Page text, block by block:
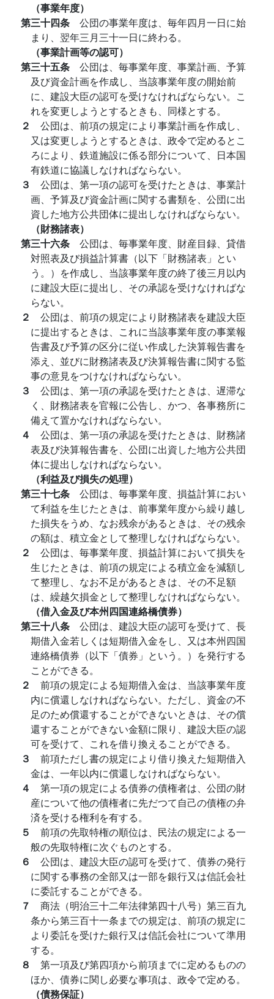
（事業年度）
第三十四条 公団の事業年度は、毎年四月一日に始
まり、翌年三月三十一日に終わる。
（事業計画等の認可）
第三十五条 公団は、毎事業年度、事業計画、予算
及び資金計画を作成し、当該事業年度の開始前
に、建設大臣の認可を受けなければならない。こ
れを変更しようとするときも、同様とする。
２ 公団は、前項の規定により事業計画を作成し、
又は変更しようとするときは、政令で定めるとこ
ろにより、鉄道施設に係る部分について、日本国
有鉄道に協議しなければならない。
３ 公団は、第一項の認可を受けたときは、事業計
画、予算及び資金計画に関する書類を、公団に出
資した地方公共団体に提出しなければならない。
（財務諸表）
第三十六条 公団は、毎事業年度、財産目録、貸借
対照表及び損益計算書（以下「財務諸表」とい
う。）を作成し、当該事業年度の終了後三月以内
に建設大臣に提出し、その承認を受けなければな
らない。
２ 公団は、前項の規定により財務諸表を建設大臣
に提出するときは、これに当該事業年度の事業報
告書及び予算の区分に従い作成した決算報告書を
添え、並びに財務諸表及び決算報告書に関する監
事の意見をつけなければならない。
３ 公団は、第一項の承認を受けたときは、遅滞な
く、財務諸表を官報に公告し、かつ、各事務所に
備えて置かなければならない。
４ 公団は、第一項の承認を受けたときは、財務諸
表及び決算報告書を、公団に出資した地方公共団
体に提出しなければならない。
（利益及び損失の処理）
第三十七条 公団は、毎事業年度、損益計算におい
て利益を生じたときは、前事業年度から繰り越し
た損失をうめ、なお残余があるときは、その残余
の額は、積立金として整理しなければならない。
２ 公団は、毎事業年度、損益計算において損失を
生じたときは、前項の規定による積立金を減額し
て整理し、なお不足があるときは、その不足額
は、繰越欠損金として整理しなければならない。
（借入金及び本州四国連絡橋債券）
第三十八条 公団は、建設大臣の認可を受けて、長
期借入金若しくは短期借入金をし、又は本州四国
連絡橋債券（以下「債券」という。）を発行する
ことができる。
２ 前項の規定による短期借入金は、当該事業年度
内に償還しなければならない。ただし、資金の不
足のため償還することができないときは、その償
還することができない金額に限り、建設大臣の認
可を受けて、これを借り換えることができる。
３ 前項ただし書の規定により借り換えた短期借入
金は、一年以内に償還しなければならない。
４ 第一項の規定による債券の債権者は、公団の財
産について他の債権者に先だつて自己の債権の弁
済を受ける権利を有する。
５ 前項の先取特権の順位は、民法の規定による一
般の先取特権に次ぐものとする。
６ 公団は、建設大臣の認可を受けて、債券の発行
に関する事務の全部又は一部を銀行又は信託会社
に委託することができる。
７ 商法（明治三十二年法律第四十八号）第三百九
条から第三百十一条までの規定は、前項の規定に
より委託を受けた銀行又は信託会社について準用
する。
８ 第一項及び第四項から前項までに定めるものの
ほか、債券に関し必要な事項は、政令で定める。
（債務保証）